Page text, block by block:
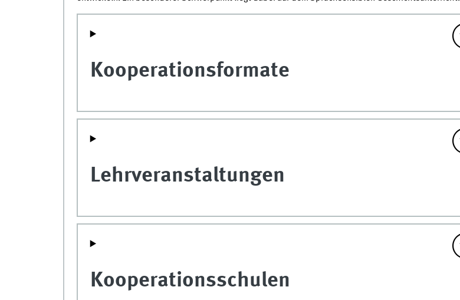
Kooperationsformate
Lehrveranstaltungen
Kooperationsschulen